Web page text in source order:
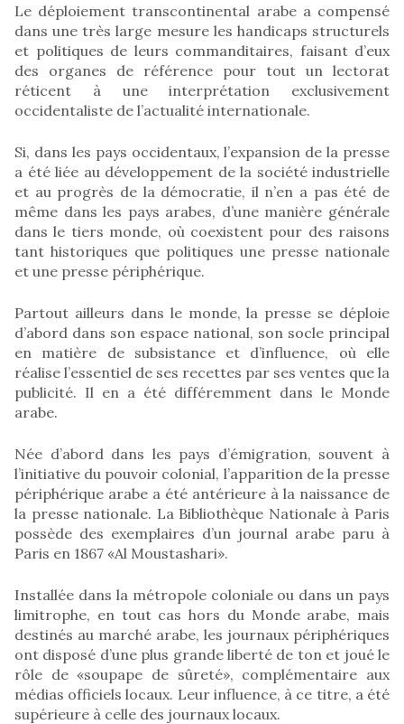
Le déploiement transcontinental arabe a compensé
dans une très large mesure les handicaps structurels
et politiques de leurs commanditaires, faisant d’eux
des organes de référence pour tout un lectorat
réticent à une interprétation exclusivement
occidentaliste de l’actualité internationale.
Si, dans les pays occidentaux, l’expansion de la presse
a été liée au développement de la société industrielle
et au progrès de la démocratie, il n’en a pas été de
même dans les pays arabes, d’une manière générale
dans le tiers monde, où coexistent pour des raisons
tant historiques que politiques une presse nationale
et une presse périphérique.
Partout ailleurs dans le monde, la presse se déploie
d’abord dans son espace national, son socle principal
en matière de subsistance et d’influence, où elle
réalise l’essentiel de ses recettes par ses ventes que la
publicité. Il en a été différemment dans le Monde
arabe.
Née d’abord dans les pays d’émigration, souvent à
l’initiative du pouvoir colonial, l’apparition de la presse
périphérique arabe a été antérieure à la naissance de
la presse nationale. La Bibliothèque Nationale à Paris
possède des exemplaires d’un journal arabe paru à
Paris en 1867 «Al Moustashari».
Installée dans la métropole coloniale ou dans un pays
limitrophe, en tout cas hors du Monde arabe, mais
destinés au marché arabe, les journaux périphériques
ont disposé d’une plus grande liberté de ton et joué le
rôle de «soupape de sûreté», complémentaire aux
médias officiels locaux. Leur influence, à ce titre, a été
supérieure à celle des journaux locaux.